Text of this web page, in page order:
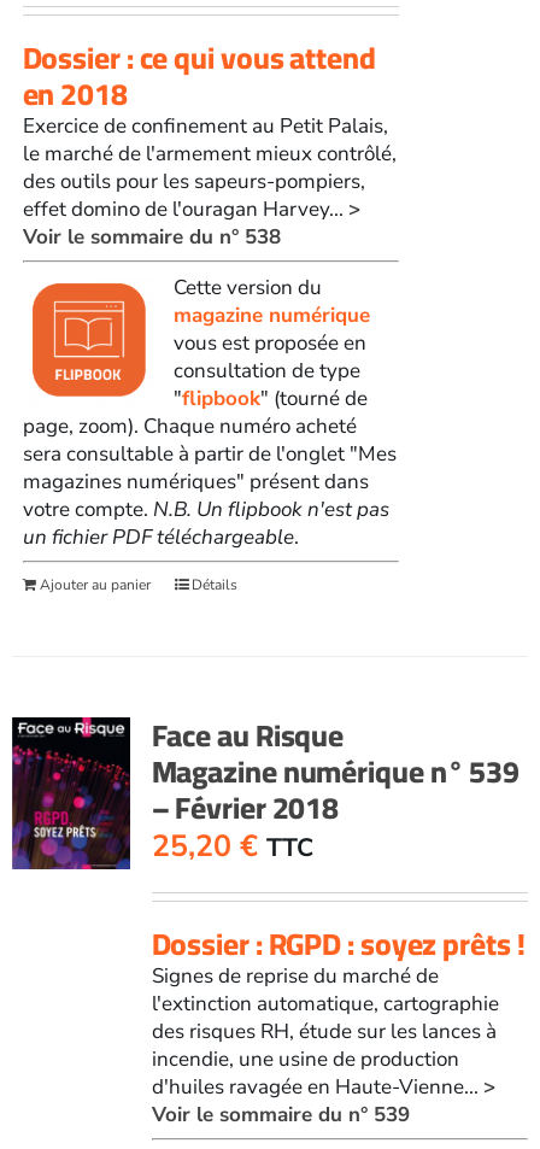
Dossier : ce qui vous attend
en 2018
Exercice de confinement au Petit Palais,
le marché de l'armement mieux contrôlé,
des outils pour les sapeurs-pompiers,
effet domino de l'ouragan Harvey... >
Voir le sommaire du n° 538
Cette version du
magazine numérique
vous est proposée en
consultation de type
"flipbook" (tourné de
page, zoom). Chaque numéro acheté
sera consultable à partir de l'onglet "Mes
magazines numériques" présent dans
votre compte. N.B. Un flipbook n'est pas
un fichier PDF téléchargeable.
Ajouter au panier Détails
Face au Risque
Magazine numérique n° 539
– Février 2018
25,20 € TTC
Dossier : RGPD : soyez prêts !
Signes de reprise du marché de
l'extinction automatique, cartographie
des risques RH, étude sur les lances à
incendie, une usine de production
d'huiles ravagée en Haute-Vienne... >
Voir le sommaire du n° 539